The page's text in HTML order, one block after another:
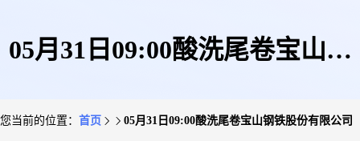
05月31日09:00酸洗尾卷宝山钢
您当前的位置： 首页 05月31日09:00酸洗尾卷宝山钢铁股份有限公司